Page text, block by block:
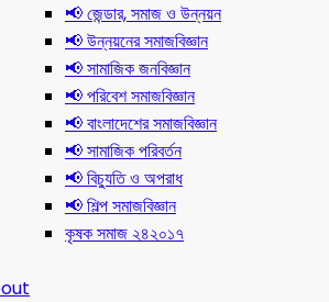
📢 জেন্ডার, সমাজ ও উন্নয়ন
📢 উন্নয়নের সমাজবিজ্ঞান
📢 সামাজিক জনবিজ্ঞান
📢 পরিবেশ সমাজবিজ্ঞান
📢 বাংলাদেশের সমাজবিজ্ঞান
📢 সামাজিক পরিবর্তন
📢 বিচ্যুতি ও অপরাধ
📢 শিল্প সমাজবিজ্ঞান
কৃষক সমাজ ২৪২০১৭